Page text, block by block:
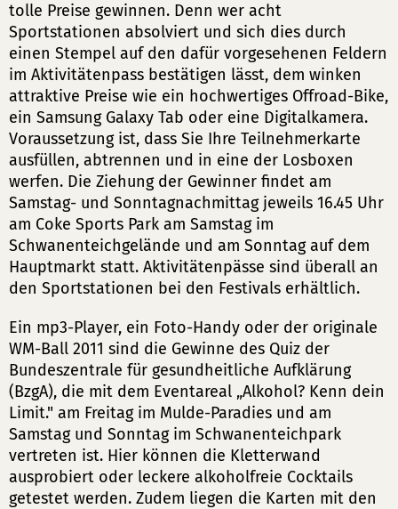
tolle Preise gewinnen. Denn wer acht
Sportstationen absolviert und sich dies durch
einen Stempel auf den dafür vorgesehenen Feldern
im Aktivitätenpass bestätigen lässt, dem winken
attraktive Preise wie ein hochwertiges Offroad-Bike,
ein Samsung Galaxy Tab oder eine Digitalkamera.
Voraussetzung ist, dass Sie Ihre Teilnehmerkarte
ausfüllen, abtrennen und in eine der Losboxen
werfen. Die Ziehung der Gewinner findet am
Samstag- und Sonntagnachmittag jeweils 16.45 Uhr
am Coke Sports Park am Samstag im
Schwanenteichgelände und am Sonntag auf dem
Hauptmarkt statt. Aktivitätenpässe sind überall an
den Sportstationen bei den Festivals erhältlich.
Ein mp3-Player, ein Foto-Handy oder der originale
WM-Ball 2011 sind die Gewinne des Quiz der
Bundeszentrale für gesundheitliche Aufklärung
(BzgA), die mit dem Eventareal „Alkohol? Kenn dein
Limit." am Freitag im Mulde-Paradies und am
Samstag und Sonntag im Schwanenteichpark
vertreten ist. Hier können die Kletterwand
ausprobiert oder leckere alkoholfreie Cocktails
getestet werden. Zudem liegen die Karten mit den